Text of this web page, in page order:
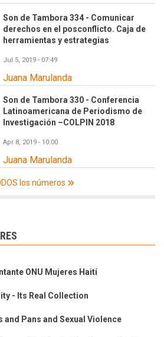
Son de Tambora 334 - Comunicar
derechos en el posconflicto. Caja de
herramientas y estrategias
Jul 5, 2019 - 07:49
Juana Marulanda
Son de Tambora 330 - Conferencia
Latinoamericana de Periodismo de
Investigación –COLPIN 2018
Apr 8, 2019 - 10:00
Juana Marulanda
los números
ONU Mujeres Haití
- Its Real Collection
and Pans and Sexual Violence